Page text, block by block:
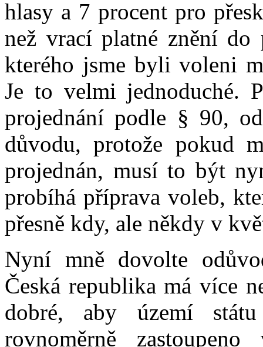
hlasy a 7 procent pro
než vrací platné znění do
kterého jsme byli voleni
Je to velmi jednoduché.
projednání podle § 90,
důvodu, protože pokud
projednán, musí to být
probíhá příprava voleb,
přesně kdy, ale někdy v
Nyní mně dovolte
Česká republika má více
dobré, aby území
rovnoměrně